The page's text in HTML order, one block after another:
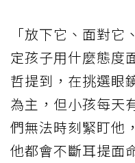
「放下它、面對
定孩子用什麼態度
哲提到，在挑選眼
為主，但小孩每天
們無法時刻緊盯他
他都會不斷耳提面